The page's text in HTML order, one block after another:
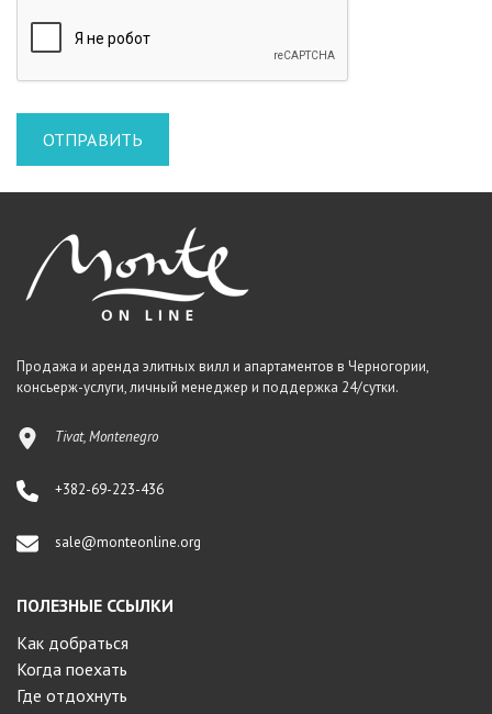
Продажа и аренда элитных вилл и апартаментов в Черногории,
консьерж-услуги, личный менеджер и поддержка 24/сутки.
Tivat, Montenegro
+382-69-223-436
sale@monteonline.org
ПОЛЕЗНЫЕ ССЫЛКИ
Как добраться
Когда поехать
Где отдохнуть